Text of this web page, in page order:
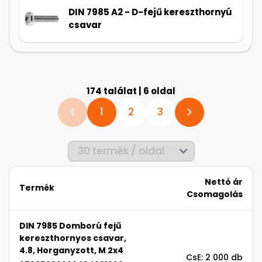
DIN 7985 A2 - D-fejű kereszthornyú
csavar
174 találat | 6 oldal
1 2 3
Termék
Nettó ár
Csomagolás
DIN 7985 Domború fejű
kereszthornyos csavar,
4.8, Horganyzott, M 2x4
CsE: 2 000 db